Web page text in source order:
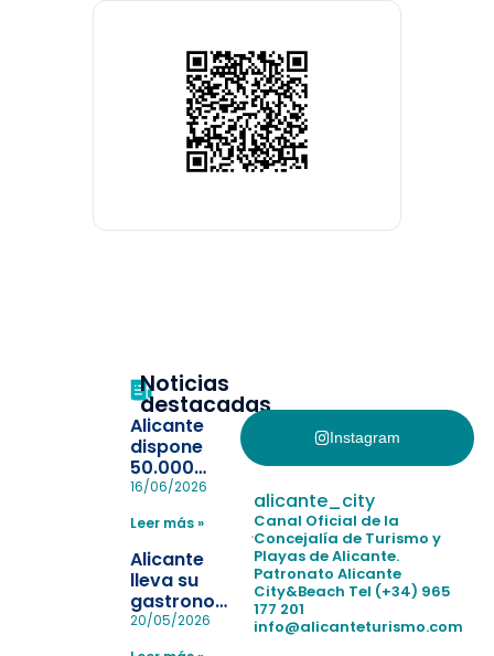
Noticias
destacadas
Alicante
dispone
50.000
pulseras
la
pérdida de niños
en las
playas y
realiza con
éxito un
16/06/2026
Leer más »
Alicante
lleva su
gastronomía
a Madrid
20/05/2026
Instagram
alicante_city
Canal Oficial de la
Concejalía de Turismo y
Playas de Alicante.
Patronato Alicante
City&Beach Tel (+34) 965
177 201
info@alicanteturismo.com